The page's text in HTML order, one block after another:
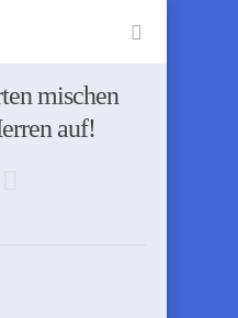
mischen
auf!